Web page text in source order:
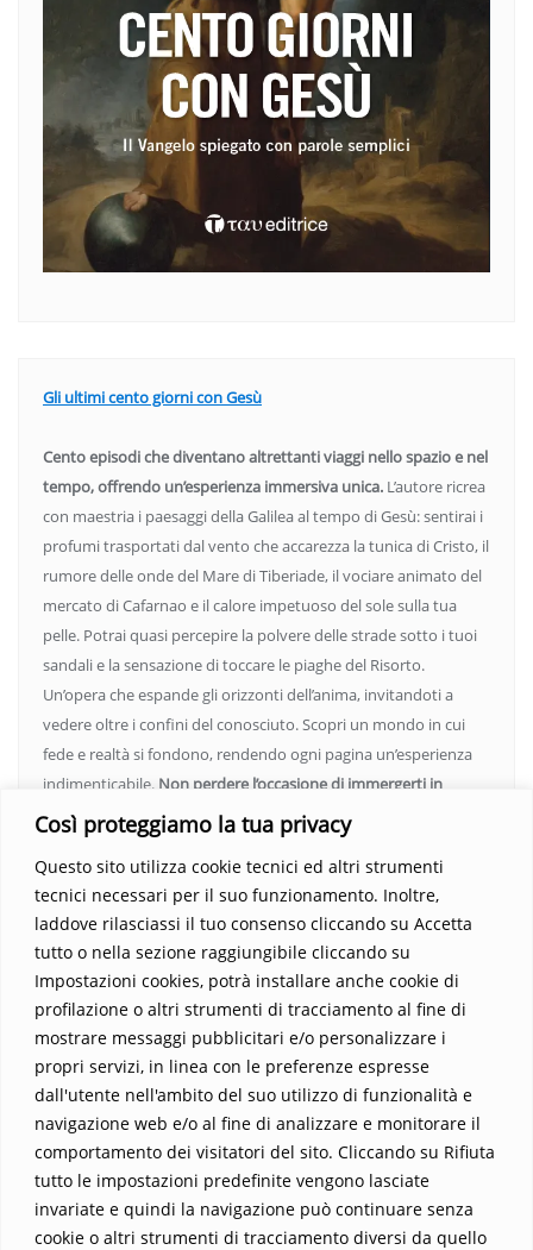
Così proteggiamo la tua privacy
Questo sito utilizza cookie tecnici ed altri strumenti
tecnici necessari per il suo funzionamento. Inoltre,
laddove rilasciassi il tuo consenso cliccando su Accetta
tutto o nella sezione raggiungibile cliccando su
Impostazioni cookies, potrà installare anche cookie di
profilazione o altri strumenti di tracciamento al fine di
mostrare messaggi pubblicitari e/o personalizzare i
propri servizi, in linea con le preferenze espresse
dall'utente nell'ambito del suo utilizzo di funzionalità e
navigazione web e/o al fine di analizzare e monitorare il
comportamento dei visitatori del sito. Cliccando su Rifiuta
tutto le impostazioni predefinite vengono lasciate
invariate e quindi la navigazione può continuare senza
cookie o altri strumenti di tracciamento diversi da quello
Gli ultimi cento giorni con Gesù
Cento episodi che diventano altrettanti viaggi nello spazio e nel
tempo, offrendo un’esperienza immersiva unica. L’autore ricrea
con maestria i paesaggi della Galilea al tempo di Gesù: sentirai i
profumi trasportati dal vento che accarezza la tunica di Cristo, il
rumore delle onde del Mare di Tiberiade, il vociare animato del
mercato di Cafarnao e il calore impetuoso del sole sulla tua
pelle. Potrai quasi percepire la polvere delle strade sotto i tuoi
sandali e la sensazione di toccare le piaghe del Risorto.
Un’opera che espande gli orizzonti dell’anima, invitandoti a
vedere oltre i confini del conosciuto. Scopri un mondo in cui
fede e realtà si fondono, rendendo ogni pagina un’esperienza
indimenticabile. Non perdere l’occasione di immergerti in
questo viaggio straordinario. Acquista il libro e lascia che la
Parola trasformi la tua vita
Home Contatti
Sostieni La Buona Parola – dona 5 €, 10 €, 25 €… il tuo contributo
conta
Chi sono? Alessandro Ginotta, scrittore
I viaggi dell’anima
Catechesi